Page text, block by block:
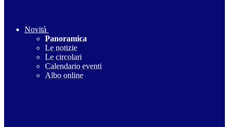
Novità
Panoramica
Le notizie
Le circolari
Calendario eventi
Albo online